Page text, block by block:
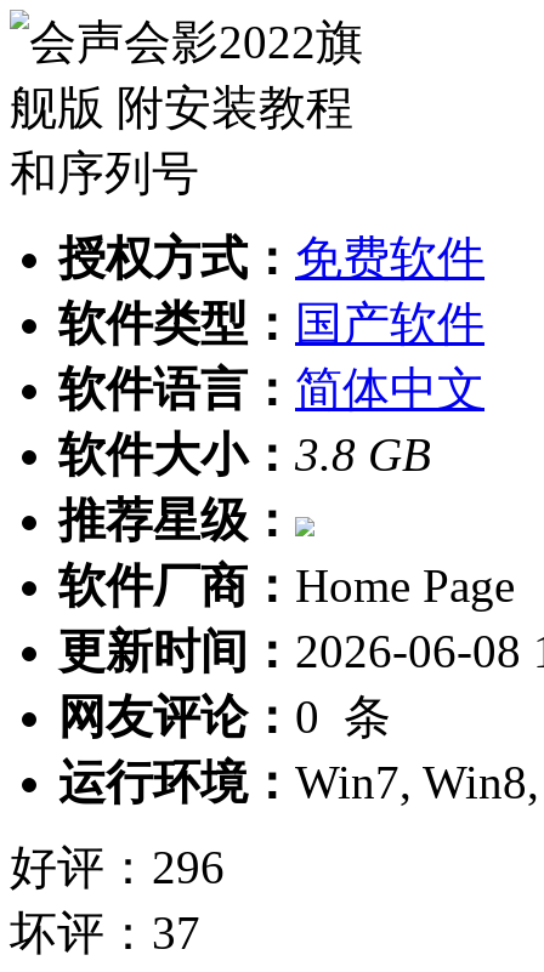
授权方式： 免费软件
软件类型： 国产软件
软件语言： 简体中文
软件大小： 3.8 GB
推荐星级：
软件厂商： Home Page
更新时间： 2026-06-08
网友评论： 0 条
运行环境： Win7,
好评：296
坏评：37